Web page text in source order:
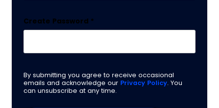
Create Password *
By submitting you agree to receive occasional
emails and acknowledge our Privacy Policy. You
can unsubscribe at any time.